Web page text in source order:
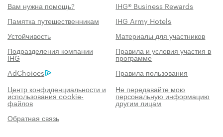
Вам нужна помощь?
IHG® Business Rewards
Памятка путешественникам
IHG Army Hotels
Устойчивость
Материалы для участников
Подразделения компании
IHG
Правила и условия участия в
программе
AdChoices
Правила пользования
Центр конфиденциальности и
использования cookie-
файлов
Не передавайте мою
персональную информацию
другим лицам
Обратная связь